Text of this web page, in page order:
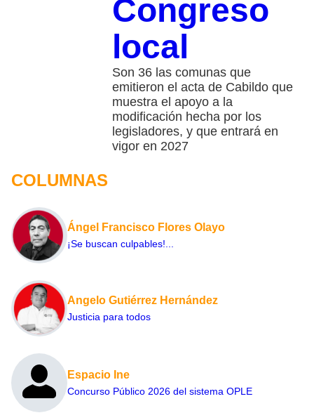
Congreso
local
Son 36 las comunas que
emitieron el acta de Cabildo que
muestra el apoyo a la
modificación hecha por los
legisladores, y que entrará en
vigor en 2027
COLUMNAS
Ángel Francisco Flores Olayo
¡Se buscan culpables!...
Angelo Gutiérrez Hernández
Justicia para todos
Espacio Ine
Concurso Público 2026 del sistema OPLE